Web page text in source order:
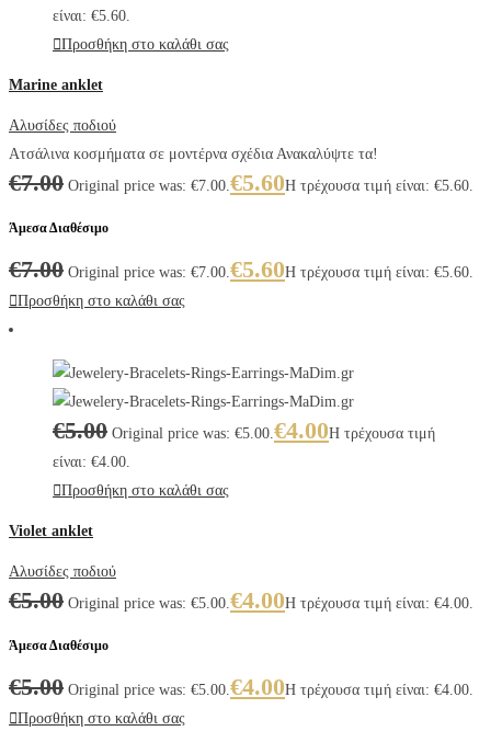
είναι: €5.60.
Προσθήκη στο καλάθι σας
Marine anklet
Αλυσίδες ποδιού
Ατσάλινα κοσμήματα σε μοντέρνα σχέδια Ανακαλύψτε τα!
€7.00 Original price was: €7.00.€5.60Η τρέχουσα τιμή είναι: €5.60.
Άμεσα Διαθέσιμο
€7.00 Original price was: €7.00.€5.60Η τρέχουσα τιμή είναι: €5.60.
Προσθήκη στο καλάθι σας
€5.00 Original price was: €5.00.€4.00Η τρέχουσα τιμή
είναι: €4.00.
Προσθήκη στο καλάθι σας
Violet anklet
Αλυσίδες ποδιού
€5.00 Original price was: €5.00.€4.00Η τρέχουσα τιμή είναι: €4.00.
Άμεσα Διαθέσιμο
€5.00 Original price was: €5.00.€4.00Η τρέχουσα τιμή είναι: €4.00.
Προσθήκη στο καλάθι σας